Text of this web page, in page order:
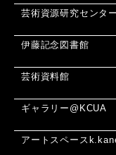
芸術資源研究センター
伊藤記念図書館
芸術資料館
ギャラリー@KCUA
アートスペース